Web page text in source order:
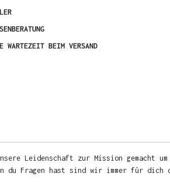
WARTEZEIT BEIM VERSAND
Leidenschaft zur Mission gemacht
du Fragen hast sind wir immer für dich